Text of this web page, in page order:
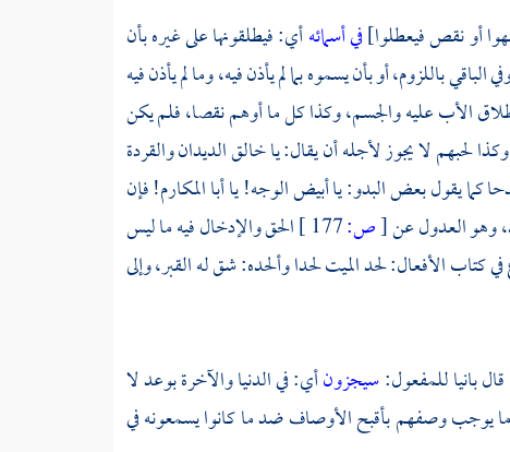
أو نقص فيعطلوا]في أسمائهأي: فيطلقونها على غيره بأن
باللزوم، أو بأن يسموه بما لم يأذن فيه، وما لم يأذن فيه
إطلاق الأب عليه والجسم، وكذا كل ما أوهم نقصا، فلم يكن
لحبهم لا يجوز لأجله أن يقال: يا خالق الديدان والقردة
كما يقول بعض البدو: يا أبيض الوجه! يا أبا المكارم! فإن
وهو العدول عن[ص:
الحق والإدخال فيه ما ليس
في كتاب الأفعال: لحد الميت لحدا وألحده: شق له القبر، وإلى
بانيا للمفعول:سيجزونأي: في الدنيا والآخرة بوعد لا
ما يوجب وصفهم بأقبح الأوصاف ضد ما كانوا يسمعونه في